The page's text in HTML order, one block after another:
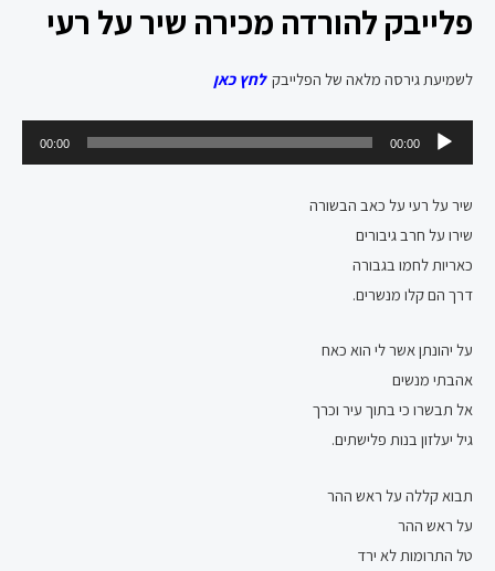
פלייבק להורדה מכירה שיר על רעי
לשמיעת גירסה מלאה של הפלייבקלחץ כאן
אודיו
00:00
00:00
שיר על רעי על כאב הבשורה
שירו על חרב גיבורים
כאריות לחמו בגבורה
דרך הם קלו מנשרים.
על יהונתן אשר לי הוא כאח
אהבתי מנשים
אל תבשרו כי בתוך עיר וכרך
גיל יעלזון בנות פלישתים.
תבוא קללה על ראש ההר
על ראש ההר
טל התרומות לא ירד